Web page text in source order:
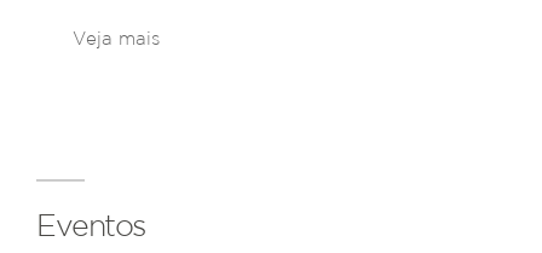
Veja mais
Eventos